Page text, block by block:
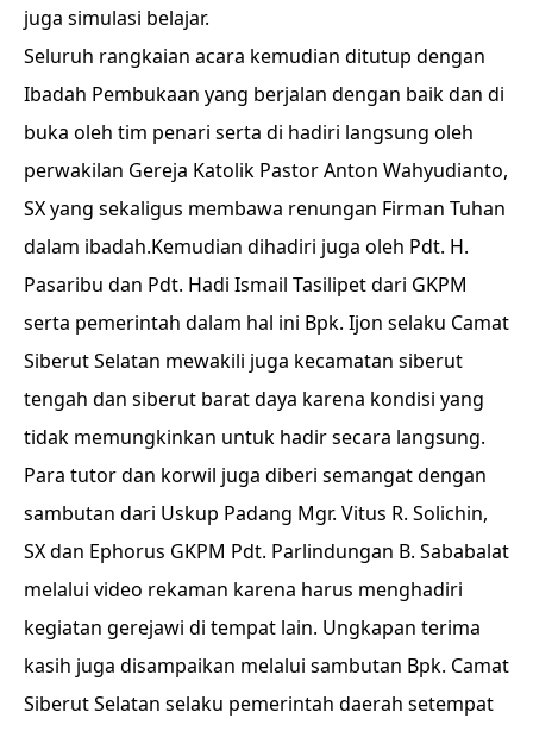
juga simulasi belajar.
Seluruh rangkaian acara kemudian ditutup dengan
Ibadah Pembukaan yang berjalan dengan baik dan di
buka oleh tim penari serta di hadiri langsung oleh
perwakilan Gereja Katolik Pastor Anton Wahyudianto,
SX yang sekaligus membawa renungan Firman Tuhan
dalam ibadah.Kemudian dihadiri juga oleh Pdt. H.
Pasaribu dan Pdt. Hadi Ismail Tasilipet dari GKPM
serta pemerintah dalam hal ini Bpk. Ijon selaku Camat
Siberut Selatan mewakili juga kecamatan siberut
tengah dan siberut barat daya karena kondisi yang
tidak memungkinkan untuk hadir secara langsung.
Para tutor dan korwil juga diberi semangat dengan
sambutan dari Uskup Padang Mgr. Vitus R. Solichin,
SX dan Ephorus GKPM Pdt. Parlindungan B. Sababalat
melalui video rekaman karena harus menghadiri
kegiatan gerejawi di tempat lain. Ungkapan terima
kasih juga disampaikan melalui sambutan Bpk. Camat
Siberut Selatan selaku pemerintah daerah setempat